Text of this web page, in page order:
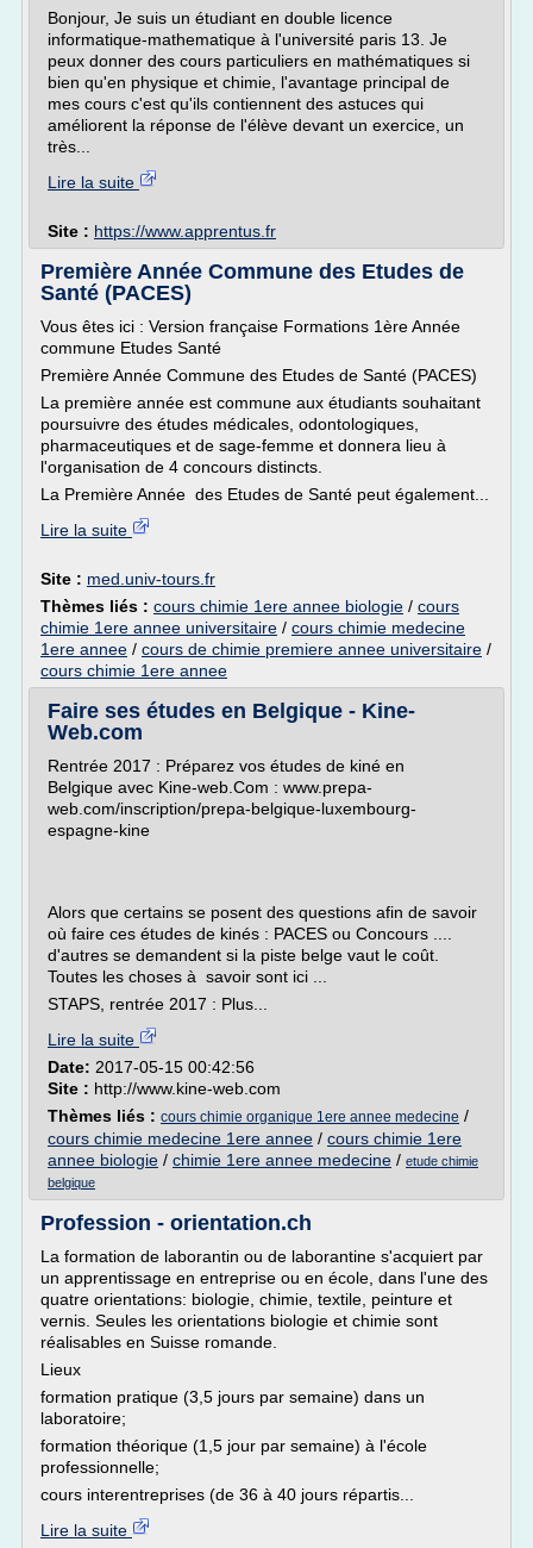
Bonjour, Je suis un étudiant en double licence
informatique-mathematique à l'université paris 13. Je
peux donner des cours particuliers en mathématiques si
bien qu'en physique et chimie, l'avantage principal de
mes cours c'est qu'ils contiennent des astuces qui
améliorent la réponse de l'élève devant un exercice, un
très...
Lire la suite
Site : https://www.apprentus.fr
Première Année Commune des Etudes de
Santé (PACES)
Vous êtes ici : Version française Formations 1ère Année
commune Etudes Santé
Première Année Commune des Etudes de Santé (PACES)
La première année est commune aux étudiants souhaitant
poursuivre des études médicales, odontologiques,
pharmaceutiques et de sage-femme et donnera lieu à
l'organisation de 4 concours distincts.
La Première Année des Etudes de Santé peut également...
Lire la suite
Site : med.univ-tours.fr
Thèmes liés : cours chimie 1ere annee biologie / cours
chimie 1ere annee universitaire / cours chimie medecine
1ere annee / cours de chimie premiere annee universitaire /
cours chimie 1ere annee
Faire ses études en Belgique - Kine-
Web.com
Rentrée 2017 : Préparez vos études de kiné en
Belgique avec Kine-web.Com : www.prepa-
web.com/inscription/prepa-belgique-luxembourg-
espagne-kine
Alors que certains se posent des questions afin de savoir
où faire ces études de kinés : PACES ou Concours ....
d'autres se demandent si la piste belge vaut le coût.
Toutes les choses à savoir sont ici ...
STAPS, rentrée 2017 : Plus...
Lire la suite
Date: 2017-05-15 00:42:56
Site : http://www.kine-web.com
Thèmes liés : cours chimie organique 1ere annee medecine /
cours chimie medecine 1ere annee / cours chimie 1ere
annee biologie / chimie 1ere annee medecine / etude chimie
belgique
Profession - orientation.ch
La formation de laborantin ou de laborantine s'acquiert par
un apprentissage en entreprise ou en école, dans l'une des
quatre orientations: biologie, chimie, textile, peinture et
vernis. Seules les orientations biologie et chimie sont
réalisables en Suisse romande.
Lieux
formation pratique (3,5 jours par semaine) dans un
laboratoire;
formation théorique (1,5 jour par semaine) à l'école
professionnelle;
cours interentreprises (de 36 à 40 jours répartis...
Lire la suite